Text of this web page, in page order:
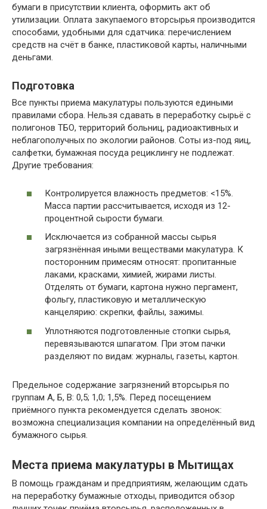
бумаги в присутствии клиента, оформить акт об
утилизации. Оплата закупаемого вторсырья производится
способами, удобными для сдатчика: перечислением
средств на счёт в банке, пластиковой карты, наличными
деньгами.
Подготовка
Все пункты приема макулатуры пользуются едиными
правилами сбора. Нельзя сдавать в переработку сырьё с
полигонов ТБО, территорий больниц, радиоактивных и
неблагополучных по экологии районов. Соты из-под яиц,
салфетки, бумажная посуда рециклингу не подлежат.
Другие требования:
Контролируется влажность предметов: <15%.
Масса партии рассчитывается, исходя из 12-
процентной сырости бумаги.
Исключается из собранной массы сырья
загрязнённая иными веществами макулатура. К
посторонним примесям относят: пропитанные
лаками, красками, химией, жирами листы.
Отделять от бумаги, картона нужно пергамент,
фольгу, пластиковую и металлическую
канцелярию: скрепки, файлы, зажимы.
Уплотняются подготовленные стопки сырья,
перевязываются шпагатом. При этом пачки
разделяют по видам: журналы, газеты, картон.
Предельное содержание загрязнений вторсырья по
группам А, Б, В: 0,5; 1,0; 1,5%. Перед посещением
приёмного пункта рекомендуется сделать звонок:
возможна специализация компании на определённый вид
бумажного сырья.
Места приема макулатуры в Мытищах
В помощь гражданам и предприятиям, желающим сдать
на переработку бумажные отходы, приводится обзор